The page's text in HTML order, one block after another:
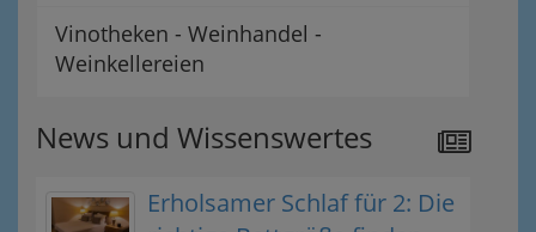
Vinotheken - Weinhandel -
Weinkellereien
News und Wissenswertes
Erholsamer Schlaf für 2: Die